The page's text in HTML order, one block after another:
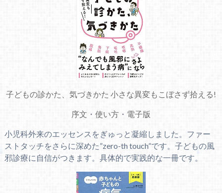
子どもの診かた、気づきかた 小さな異変もこぼさず拾える!
序文 ・ 使い方・ 電子版
小児科外来のエッセンスをぎゅっと凝縮しました。ファー
ストタッチをさらに深めた”zero-th touch”です。子どもの風
邪診療に自信がつきます。具体的で実践的な一冊です。